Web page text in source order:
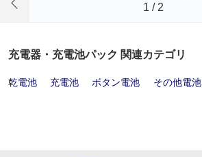
1 / 2
充電器・充電池パック 関連カテゴリ
乾電池 充電池 ボタン電池 その他電池